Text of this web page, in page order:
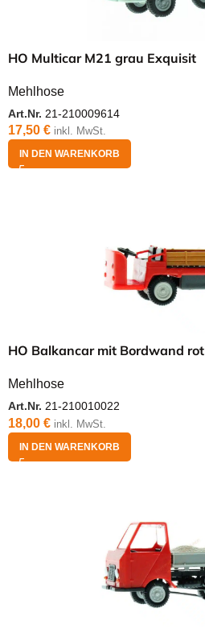
HO Multicar M21 grau Exquisit
Mehlhose
Art.Nr. 21-210009614
17,50 € inkl. MwSt.
IN DEN WARENKORB
HO Balkancar mit Bordwand rot
Mehlhose
Art.Nr. 21-210010022
18,00 € inkl. MwSt.
IN DEN WARENKORB